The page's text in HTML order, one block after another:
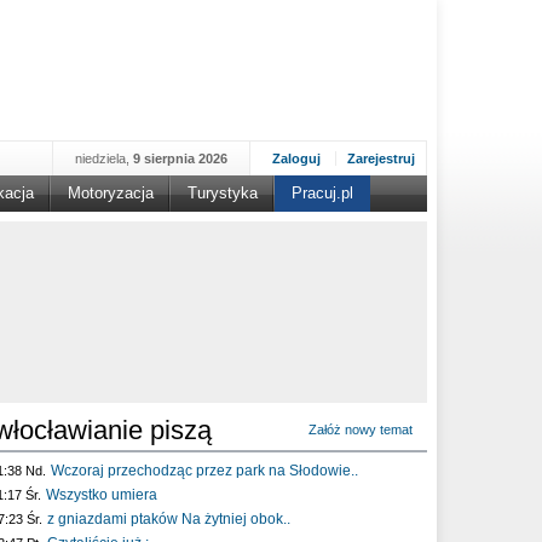
Zaloguj Zarejestruj
niedziela, 9 sierpnia 2026
Motoryzacja Turystyka Pracuj.pl
piszą Załóż nowy temat
Nd. Wczoraj przechodząc przez park na Słodowie..
Śr. Wszystko umiera
Śr. z gniazdami ptaków Na żytniej obok..